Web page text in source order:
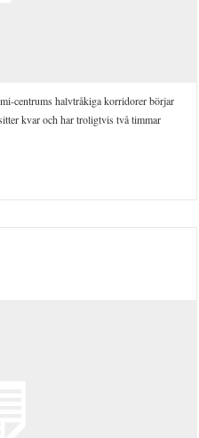
centrums halvtråkiga korridorer börjar
kvar och har troligtvis två timmar